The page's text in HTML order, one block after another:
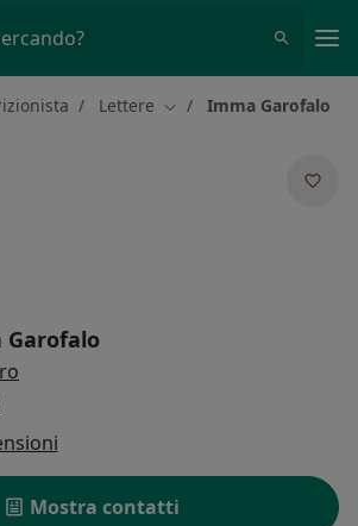
Lettere Cambia città
Imma Garofalo
Mostra contatti